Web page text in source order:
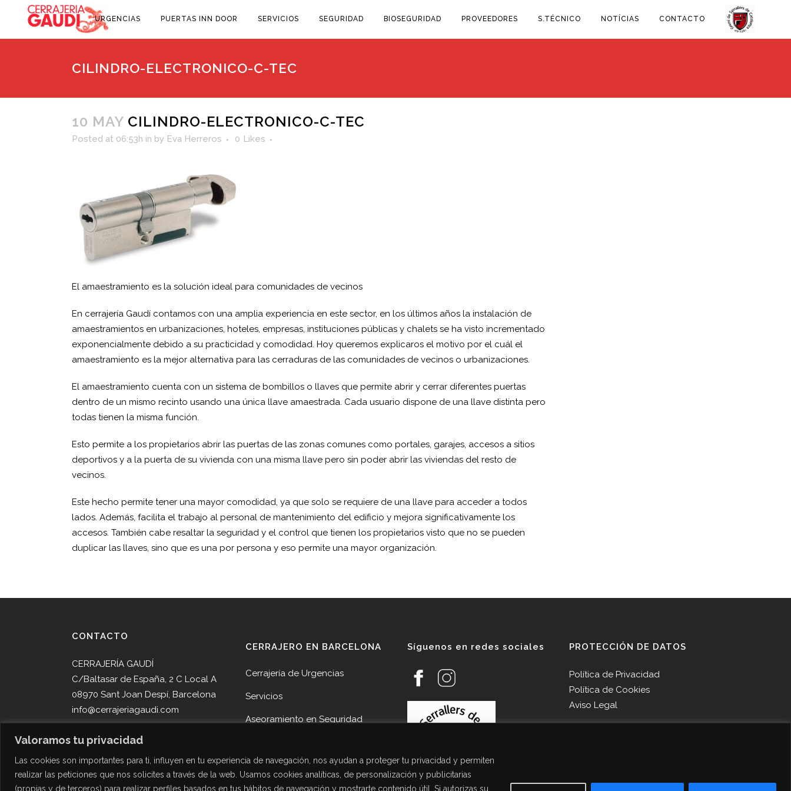
Valoramos tu privacidad
Las cookies son importantes para ti, influyen en tu experiencia de navegación, nos ayudan a proteger tu privacidad y permiten
realizar las peticiones que nos solicites a través de la web. Usamos cookies analíticas, de personalización y publicitarias
(propias y de terceros) para realizar perfiles basados en tus hábitos de navegación y mostrarte contenido útil. Si autorizas su
URGENCIAS PUERTAS INN DOOR SERVICIOS SEGURIDAD BIOSEGURIDAD PROVEEDORES S.TÉCNICO NOTÍCIAS CONTACTO
CILINDRO-ELECTRONICO-C-TEC
10 MAY CILINDRO-ELECTRONICO-C-TEC
Posted at 06:53h in by Eva Herreros 0 Likes
El amaestramiento es la solución ideal para comunidades de vecinos
En cerrajería Gaudí contamos con una amplia experiencia en este sector, en los últimos años la instalación de
amaestramientos en urbanizaciones, hoteles, empresas, instituciones públicas y chalets se ha visto incrementado
exponencialmente debido a su practicidad y comodidad. Hoy queremos explicaros el motivo por el cuál el
amaestramiento es la mejor alternativa para las cerraduras de las comunidades de vecinos o urbanizaciones.
El amaestramiento cuenta con un sistema de bombillos o llaves que permite abrir y cerrar diferentes puertas
dentro de un mismo recinto usando una única llave amaestrada. Cada usuario dispone de una llave distinta pero
todas tienen la misma función.
Esto permite a los propietarios abrir las puertas de las zonas comunes como portales, garajes, accesos a sitios
deportivos y a la puerta de su vivienda con una misma llave pero sin poder abrir las viviendas del resto de
vecinos.
Este hecho permite tener una mayor comodidad, ya que solo se requiere de una llave para acceder a todos
lados. Además, facilita el trabajo al personal de mantenimiento del edificio y mejora significativamente los
accesos. También cabe resaltar la seguridad y el control que tienen los propietarios visto que no se pueden
duplicar las llaves, sino que es una por persona y eso permite una mayor organización.
CONTACTO
CERRAJERÍA GAUDÍ
C/Baltasar de España, 2 C Local A
08970 Sant Joan Despí, Barcelona
info@cerrajeriagaudi.com
Tel. 93 013 05 58
CERRAJERO EN BARCELONA
Cerrajería de Urgencias
Servicios
Aseoramiento en Seguridad
Noticias
Contacto Cerrajería Sant Joan
Síguenos en redes sociales PROTECCIÓN DE DATOS
Política de Privacidad
Política de Cookies
Aviso Legal